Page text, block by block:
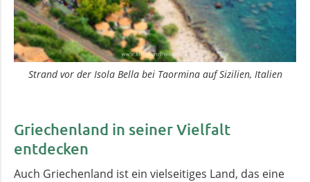
Strand vor der Isola Bella bei Taormina auf Sizilien, Italien
Griechenland in seiner Vielfalt
entdecken
Auch Griechenland ist ein vielseitiges Land, das eine